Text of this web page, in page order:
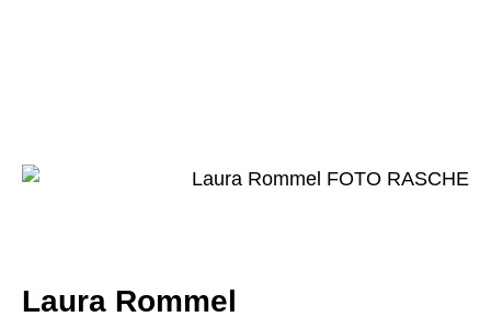
Laura Rommel